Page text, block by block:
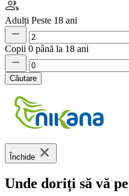
Adulți Peste 18 ani
Copii 0 până la 18 ani
Căutare
Închide
Unde doriți să vă